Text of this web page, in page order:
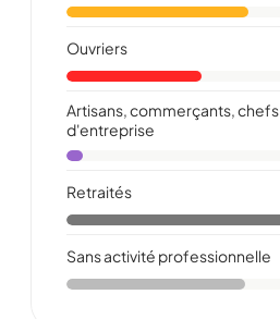
Ouvriers
Artisans, commerçants, chefs
d'entreprise
Retraités
Sans activité professionnelle